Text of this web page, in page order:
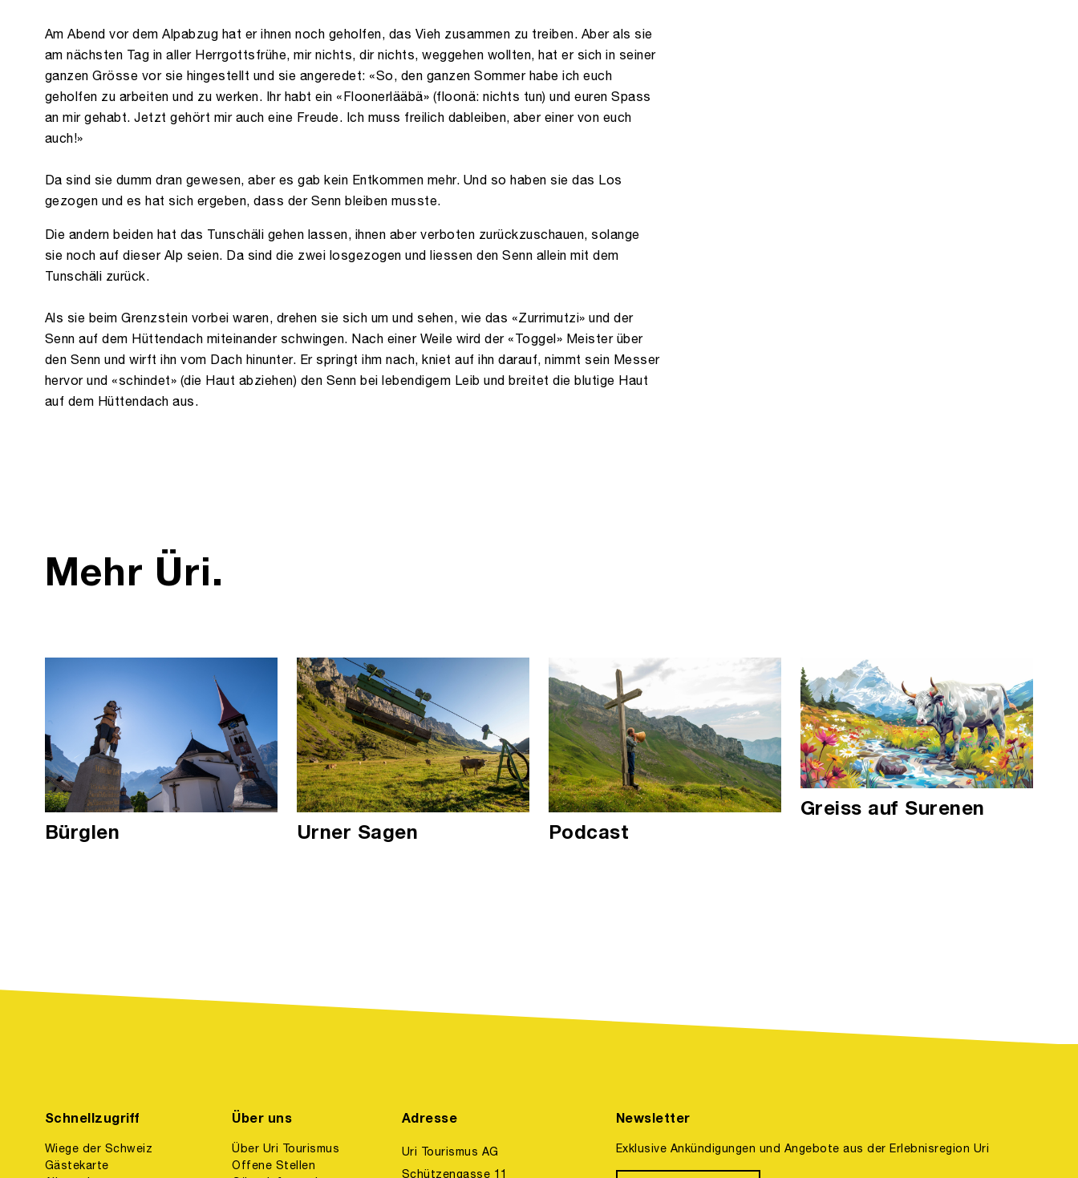
Am Abend vor dem Alpabzug hat er ihnen noch geholfen, das Vieh zusammen zu treiben. Aber als sie
am nächsten Tag in aller Herrgottsfrühe, mir nichts, dir nichts, weggehen wollten, hat er sich in seiner
ganzen Grösse vor sie hingestellt und sie angeredet: «So, den ganzen Sommer habe ich euch
geholfen zu arbeiten und zu werken. Ihr habt ein «Floonerlääbä» (floonä: nichts tun) und euren Spass
an mir gehabt. Jetzt gehört mir auch eine Freude. Ich muss freilich dableiben, aber einer von euch
auch!»
Da sind sie dumm dran gewesen, aber es gab kein Entkommen mehr. Und so haben sie das Los
gezogen und es hat sich ergeben, dass der Senn bleiben musste.
Die andern beiden hat das Tunschäli gehen lassen, ihnen aber verboten zurückzuschauen, solange
sie noch auf dieser Alp seien. Da sind die zwei losgezogen und liessen den Senn allein mit dem
Tunschäli zurück.
Als sie beim Grenzstein vorbei waren, drehen sie sich um und sehen, wie das «Zurrimutzi» und der
Senn auf dem Hüttendach miteinander schwingen. Nach einer Weile wird der «Toggel» Meister über
den Senn und wirft ihn vom Dach hinunter. Er springt ihm nach, kniet auf ihn darauf, nimmt sein Messer
hervor und «schindet» (die Haut abziehen) den Senn bei lebendigem Leib und breitet die blutige Haut
auf dem Hüttendach aus.
Mehr Üri.
Bürglen Urner Sagen Podcast
Greiss auf Surenen
Schnellzugriff
Wiege der Schweiz
Gästekarte
Über uns
Über Uri Tourismus
Offene Stellen
Adresse
Uri Tourismus AG
Schützengasse 11
Newsletter
Exklusive Ankündigungen und Angebote aus der Erlebnisregion Uri